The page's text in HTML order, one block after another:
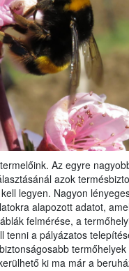
Az egyre
azok
legyen. Nagyon
alapozott adatot,
felmérése, a
tenni a pályázatos
ki ma már a